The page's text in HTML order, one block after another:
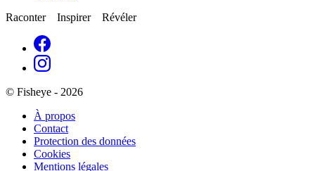
Raconter Inspirer Révéler
© Fisheye - 2026
À propos
Contact
Protection des données
Cookies
Mentions légales